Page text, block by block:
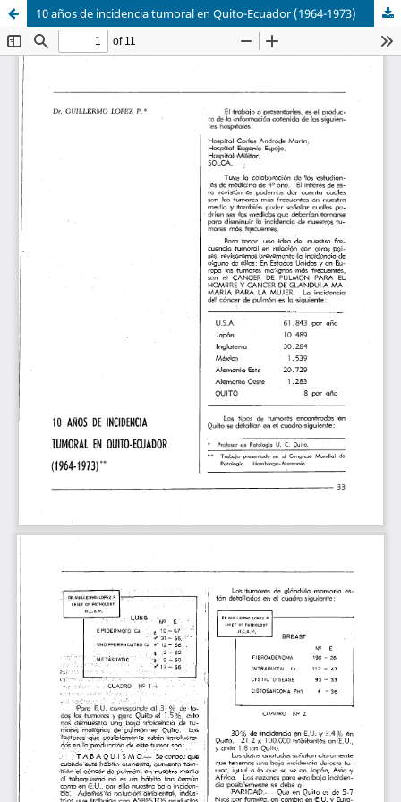
10 años de incidencia tumoral en Quito-Ecuador (1964-1973)